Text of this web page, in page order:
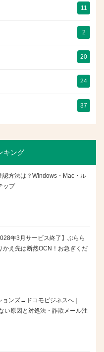
11
2
20
24
37
キング
認方法は？Windows・Mac・ル
ップ
年3月サービス終了】ぷらら
かえ先は断然OCN！お急ぎくだ
ョンズ→ドコモビジネスへ｜
い原因と対処法・詐欺メール注